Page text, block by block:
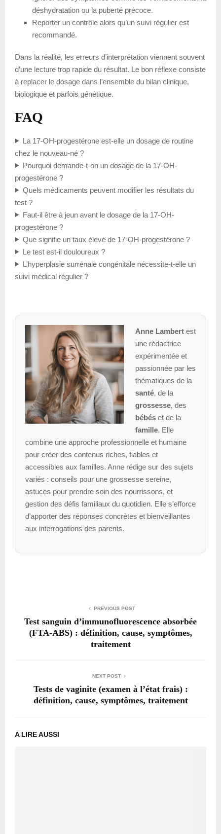
déshydratation ou la puberté précoce.
Reporter un contrôle alors qu’un suivi régulier est
recommandé.
Dans la réalité, les erreurs d’interprétation viennent souvent
d’une lecture trop rapide du résultat. Le bon réflexe consiste
à replacer le dosage dans l’ensemble du bilan clinique,
biologique et parfois génétique.
FAQ
La 17-OH-progestérone est-elle un dosage de routine
chez le nouveau-né ?
Pourquoi demande-t-on un dosage de la 17-OH-
progestérone ?
Quels médicaments peuvent modifier les résultats du
test ?
Faut-il être à jeun avant le dosage de la 17-OH-
progestérone ?
Que signifie un taux élevé de 17-OH-progestérone ?
Le test est-il douloureux ?
L’hyperplasie surrénale congénitale nécessite-t-elle un
suivi médical régulier ?
Anne Lambertest
une rédactrice
expérimentée et
passionnée par les
thématiques de la
santé, de la
grossesse, des
bébéset de la
famille. Elle
combine une approche professionnelle et humaine
pour créer des contenus riches, fiables et
accessibles aux familles. Anne rédige sur des sujets
variés : conseils pour une grossesse sereine,
astuces pour prendre soin des nourrissons, et
gestion des défis familiaux du quotidien. Elle s’efforce
d’apporter des réponses concrètes et bienveillantes
aux interrogations des parents.
PREVIOUS POST
Test sanguin d’immunofluorescence absorbée
(FTA-ABS) : définition, cause, symptômes,
traitement
NEXT POST
Tests de vaginite (examen à l’état frais) :
définition, cause, symptômes, traitement
A LIRE AUSSI